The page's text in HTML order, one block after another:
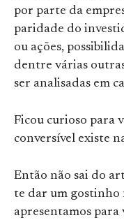
por parte da
paridade do
ou ações,
dentre várias
ser analisadas em
Ficou curioso para
conversível existe
Então não sai do
te dar um gostinho
apresentamos para